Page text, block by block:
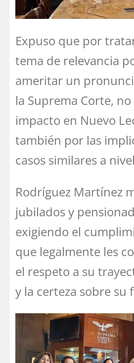
Expuso que por
tema de relevancia
ameritar un
la Suprema Corte,
impacto en Nuevo
también por las
casos similares a
Rodríguez Martínez
jubilados y
exigiendo el
que legalmente les
el respeto a su
y la certeza sobre su